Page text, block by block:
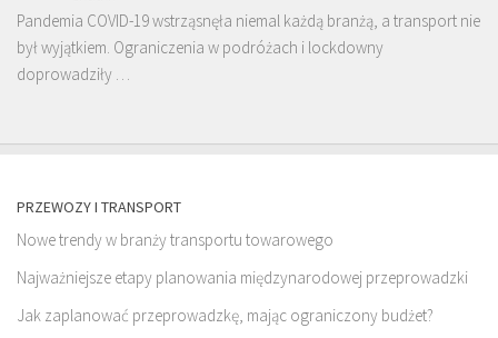
Pandemia COVID-19 wstrząsnęła niemal każdą branżą, a transport nie
był wyjątkiem. Ograniczenia w podróżach i lockdowny
doprowadziły …
PRZEWOZY I TRANSPORT
Nowe trendy w branży transportu towarowego
Najważniejsze etapy planowania międzynarodowej przeprowadzki
Jak zaplanować przeprowadzkę, mając ograniczony budżet?